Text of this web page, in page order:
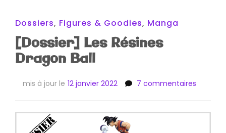
Dossiers, Figures & Goodies, Manga
[Dossier] Les Résines
Dragon Ball
mis à jour le 12 janvier 2022 7 commentaires
Résines